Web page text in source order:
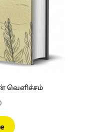
வெளிச்சம்